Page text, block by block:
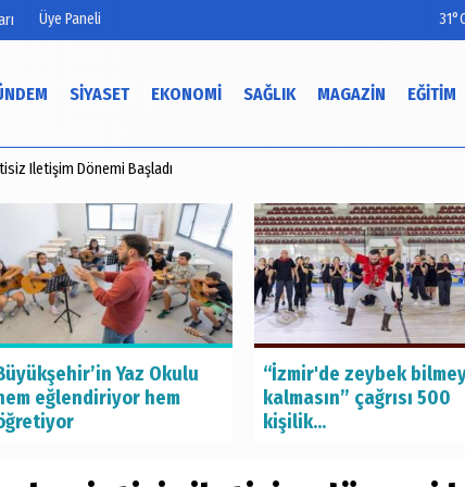
Üye Paneli
SIYASET EKONOMI SAĞLIK MAGAZIN EĞITIM
Video Galeri
Foto Galeri
Iletişim Dönemi Başladı
Yaz Okulu
eğlendiriyor hem
“İzmir'de zeybek
kalmasın” çağrısı 500
kişilik...